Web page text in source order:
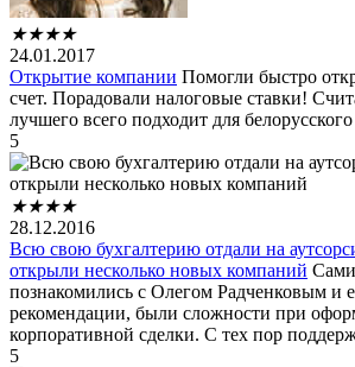
★★★★
24.01.2017
Открытие компании Помогли быстро
счет. Порадовали налоговые ставки!
лучшего всего подходит для белорусского
5
★★★★
28.12.2016
Всю свою бухгалтерию отдали на
открыли несколько новых компаний
познакомились с Олегом Радченковым и
рекомендации, были сложности при
корпоративной сделки. С тех пор
5